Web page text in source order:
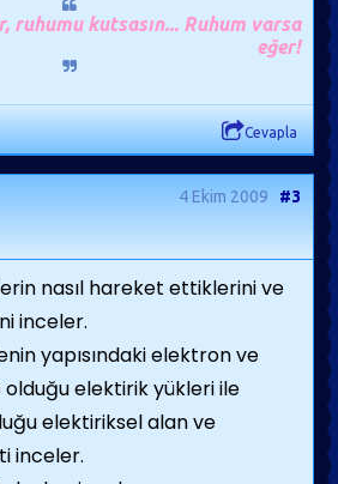
ruhumu kutsasın... Ruhum varsa
eğer!
Cevapla
4 Ekim 2009 #3
nasıl hareket ettiklerini ve
inceler.
yapısındaki elektron ve
elektirik yükleri ile
elektiriksel alan ve
inceler.